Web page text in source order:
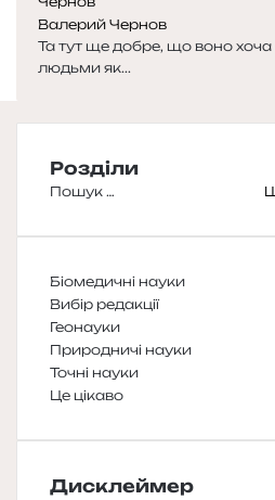
Валерий Чернов
Та тут ще добре, що воно
людьми як...
Розділи
Пошук:
Біомедичні науки
Вибір редакції
Геонауки
Природничі науки
Точні науки
Це цікаво
Дисклеймер